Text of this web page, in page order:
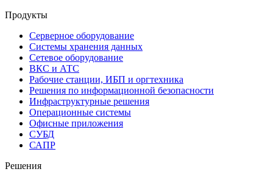
Продукты
Серверное оборудование
Системы хранения данных
Сетевое оборудование
ВКС и АТС
Рабочие станции, ИБП и оргтехника
Решения по информационной безопасности
Инфраструктурные решения
Операционные системы
Офисные приложения
СУБД
САПР
Решения